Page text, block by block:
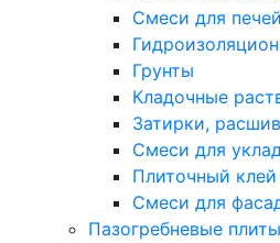
Смеси для
Грунты
Кладочные
Затирки,
Смеси для
Плиточный клей
Смеси для
Пазогребневые